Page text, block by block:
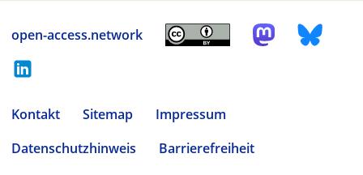
open-access.network
Kontakt Sitemap
Impressum
Datenschutzhinweis
Barrierefreiheit